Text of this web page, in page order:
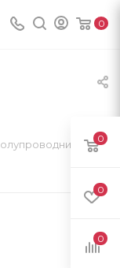
0
0
0
0